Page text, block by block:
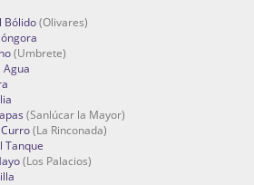
Bólido(Olivares)
(Umbrete)
(Sanlúcar la Mayor)
(La Rinconada)
Tanque
(Los Palacios)